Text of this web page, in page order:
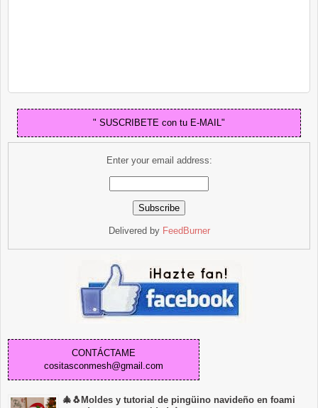
" SUSCRIBETE con tu E-MAIL"
Enter your email address:
Delivered by FeedBurner
CONTÁCTAME
cositasconmesh@gmail.com
🎄🐧Moldes y tutorial de pingüino navideño en foami